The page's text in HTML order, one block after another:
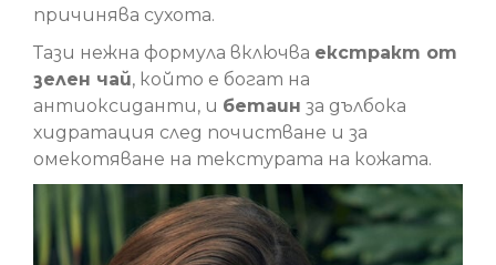
причинява сухота.
Тази нежна формула включва екстракт от
зелен чай, който е богат на
антиоксиданти, и бетаин за дълбока
хидратация след почистване и за
омекотяване на текстурата на кожата.